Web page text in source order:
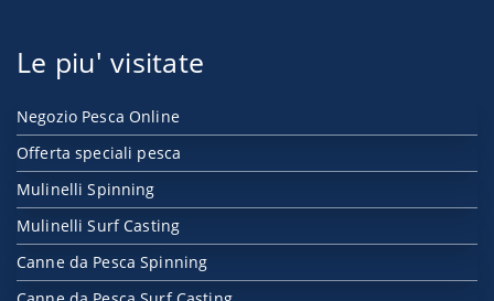
Le piu' visitate
Negozio Pesca Online
Offerta speciali pesca
Mulinelli Spinning
Mulinelli Surf Casting
Canne da Pesca Spinning